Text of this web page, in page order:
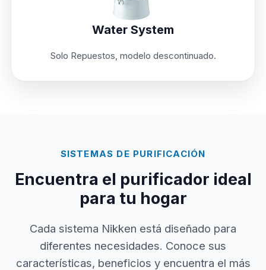
Water System
Solo Repuestos, modelo descontinuado.
SISTEMAS DE PURIFICACIÓN
Encuentra el purificador ideal
para tu hogar
Cada sistema Nikken está diseñado para
diferentes necesidades. Conoce sus
características, beneficios y encuentra el más